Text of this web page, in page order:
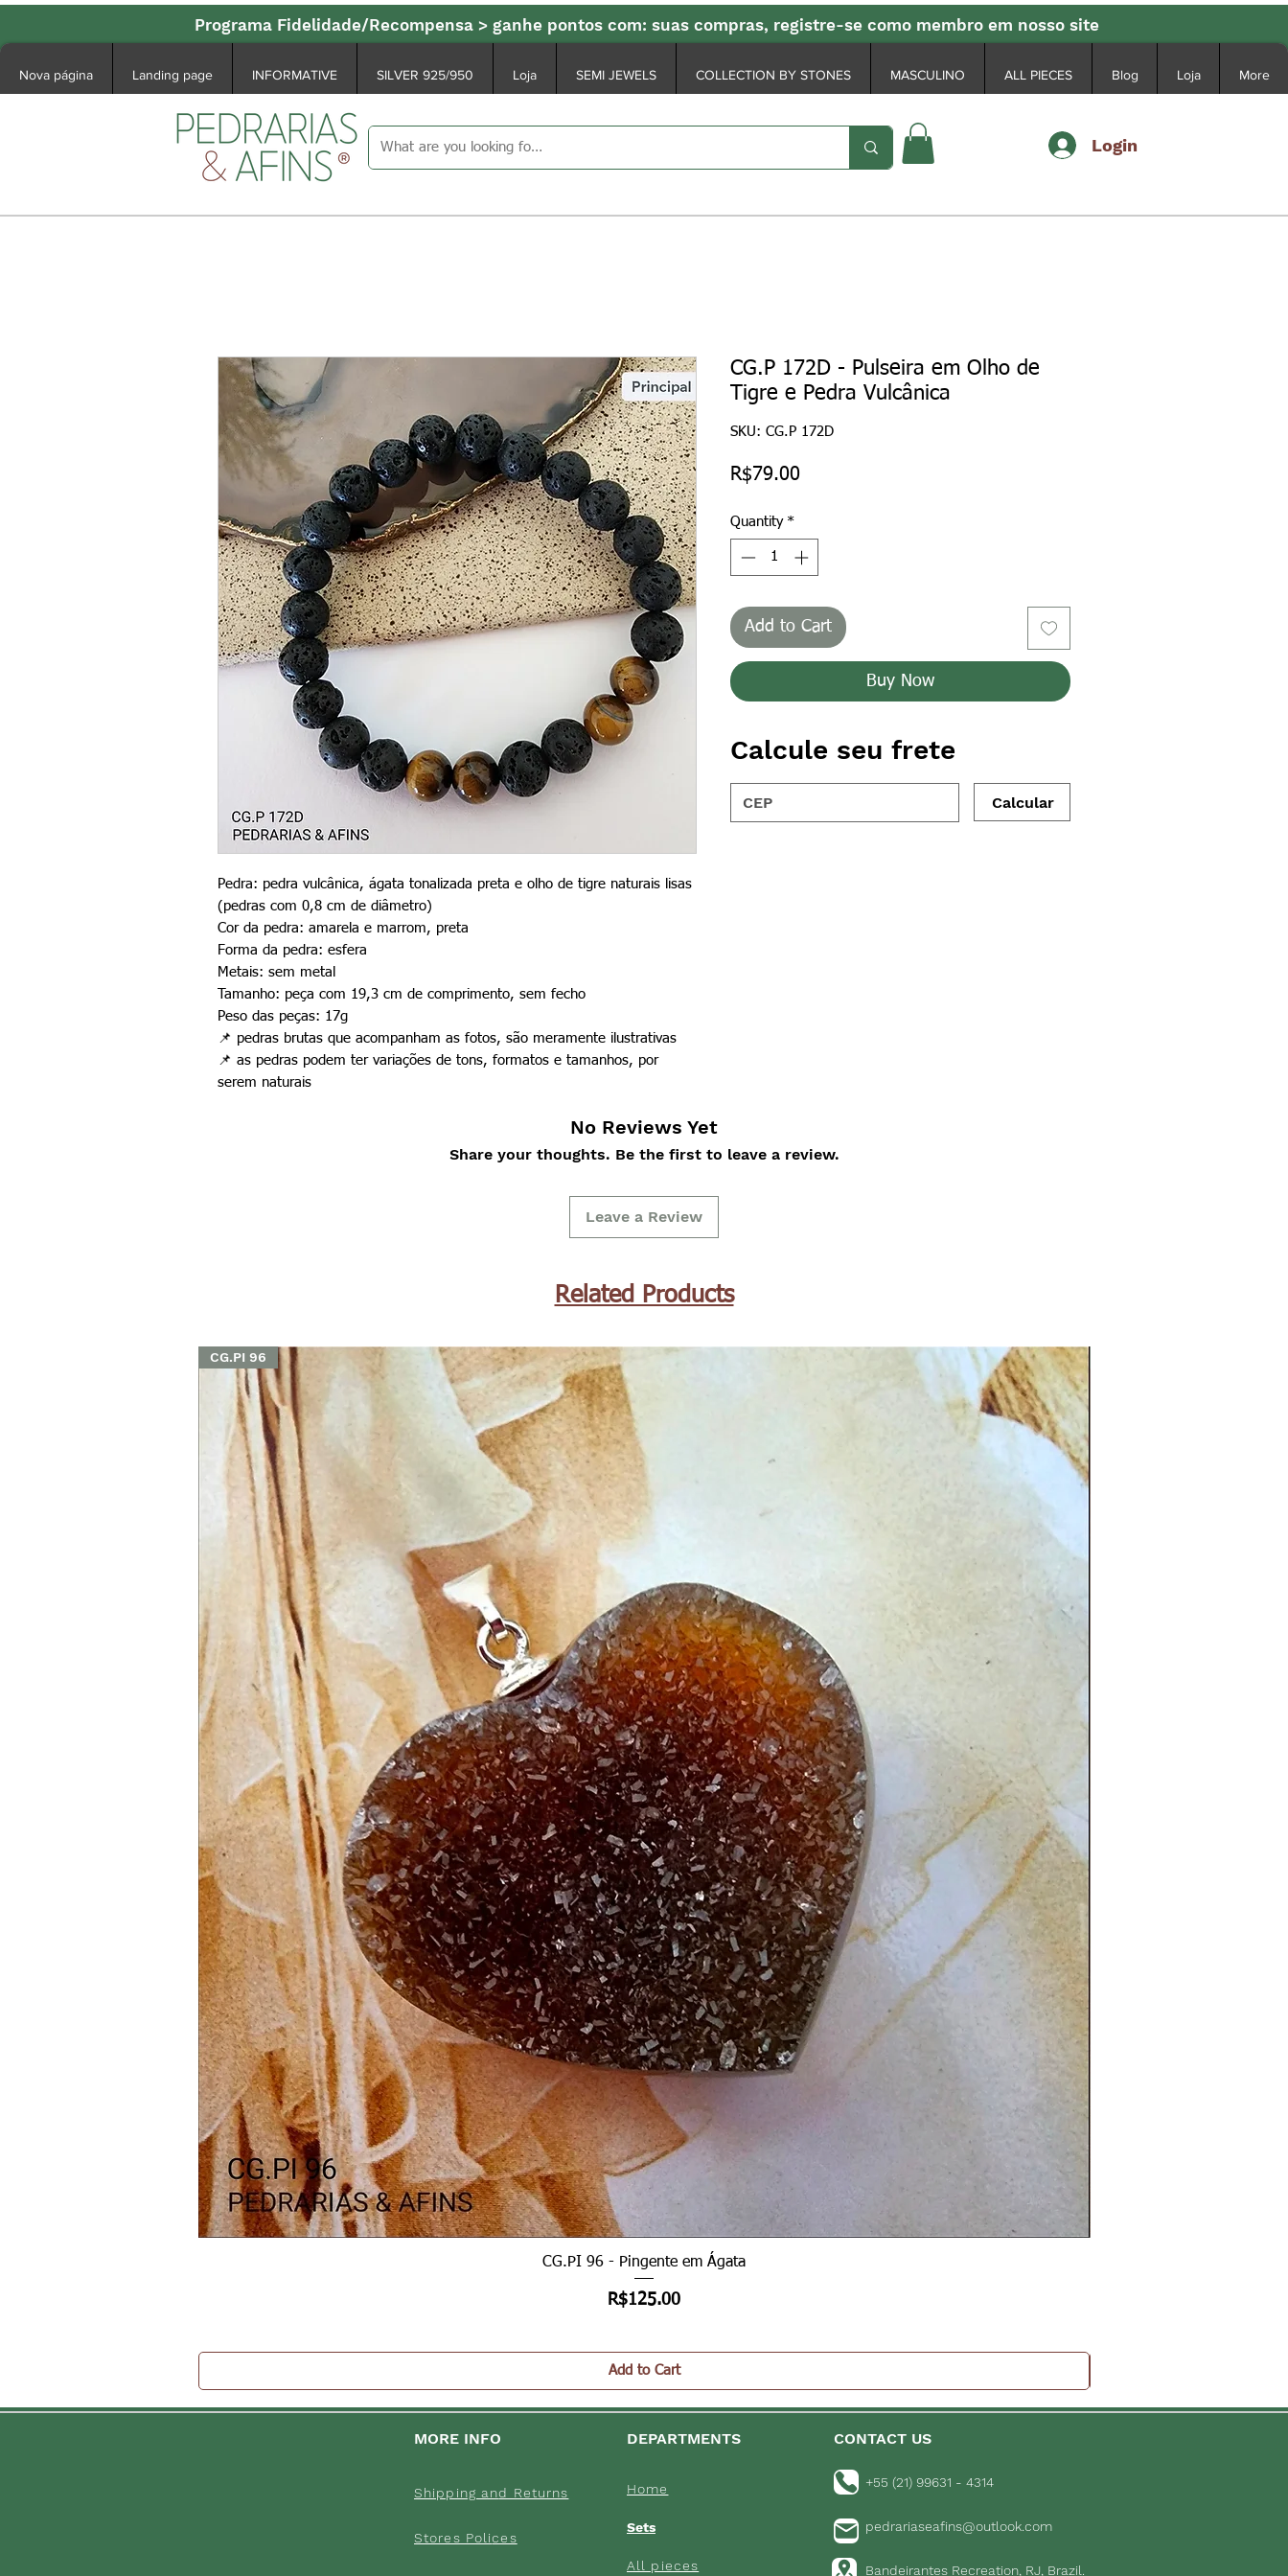
Programa Fidelidade/Recompensa > ganhe pontos com: suas compras, registre-se como membro em nosso site
Nova página Landing page INFORMATIVE SILVER 925/950 Loja SEMI JEWELS COLLECTION BY STONES MASCULINO ALL PIECES Blog Loja More
Login
Pedra: pedra vulcânica, ágata tonalizada preta e olho de tigre naturais lisas
(pedras com 0,8 cm de diâmetro)
Cor da pedra: amarela e marrom, preta
Forma da pedra: esfera
Metais: sem metal
Tamanho: peça com 19,3 cm de comprimento, sem fecho
Peso das peças: 17g
📌 pedras brutas que acompanham as fotos, são meramente ilustrativas
📌 as pedras podem ter variações de tons, formatos e tamanhos, por
serem naturais
CG.P 172D - Pulseira em Olho de
Tigre e Pedra Vulcânica
SKU: CG.P 172D
R$79.00Price
Quantity *
Add to Cart
Buy Now
Calcule seu frete
Calcular
No Reviews Yet
Share your thoughts. Be the first to leave a review.
Leave a Review
Related Products
Quick View
CG.PI 96
CG.PI 96 - Pingente em Ágata
Price
R$125.00
Add to Cart
MORE INFO
Shipping and Returns
Stores Polices
DEPARTMENTS CONTACT US
Home
Sets
All pieces
+55 (21) 99631 - 4314
pedrariaseafins@outlook.com
Bandeirantes Recreation, RJ, Brazil.